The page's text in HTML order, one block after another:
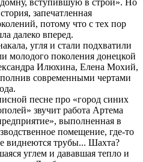
вступившую в строй». Но
запечатленная
потому что с тех пор
далеко вперед.
угля и стали подхватили
молодого поколения донецкой
Илюхина, Елена Мохий,
современными чертами
песне про «город синих
звучит работа Артема
выполненная в
помещение, где-то
виднеются трубы... Шахта?
углем и дававшая тепло и